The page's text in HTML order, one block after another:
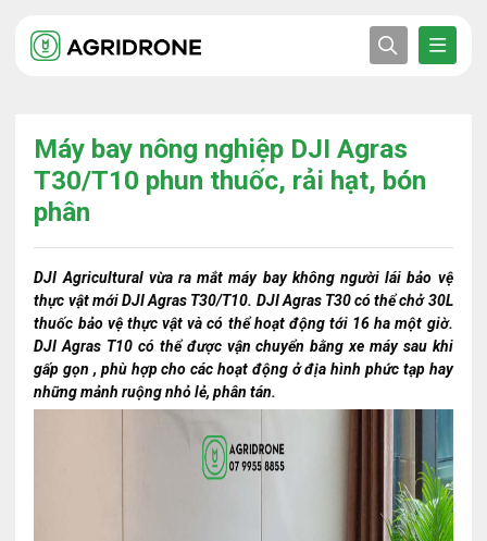
Máy bay nông nghiệp DJI Agras
T30/T10 phun thuốc, rải hạt, bón
phân
DJI Agricultural vừa ra mắt máy bay không người lái bảo vệ
thực vật mới DJI Agras T30/T10. DJI Agras T30 có thể chở 30L
thuốc bảo vệ thực vật và có thể hoạt động tới 16 ha một giờ.
DJI Agras T10 có thể được vận chuyển bằng xe máy sau khi
gấp gọn , phù hợp cho các hoạt động ở địa hình phức tạp hay
những mảnh ruộng nhỏ lẻ, phân tán.